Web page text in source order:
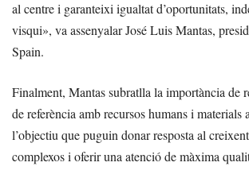
al centre i garanteixi igualtat d’oportunitats,
visqui», va assenyalar José Luis Mantas,
Spain.
Finalment, Mantas subratlla la importància de
de referència amb recursos humans i materials
l’objectiu que puguin donar resposta al
complexos i oferir una atenció de màxima